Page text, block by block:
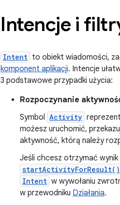
Intencje i
Intent to obiekt wiadomości,
komponent aplikacji. Intencje
3 podstawowe przypadki użycia:
Rozpoczynanie
Symbol Activity
możesz uruchomić,
aktywność, którą należy
Jeśli chcesz otrzymać
startActivityForResult()
Intent w wywołaniu
w przewodniku Działania.